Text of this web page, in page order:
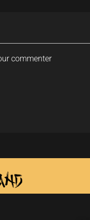
commenter